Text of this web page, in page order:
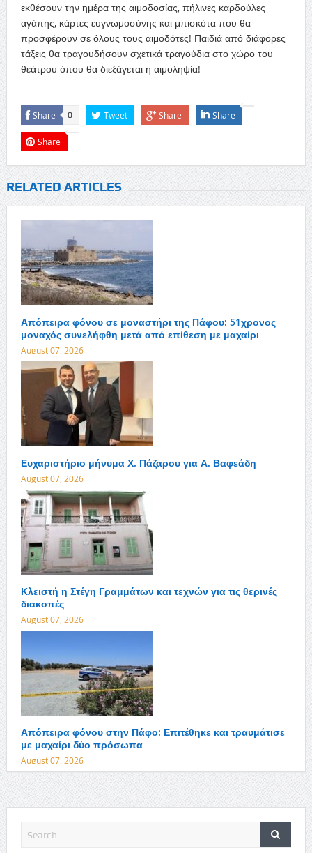
εκθέσουν την ημέρα της αιμοδοσίας, πήλινες καρδούλες
αγάπης, κάρτες ευγνωμοσύνης και μπισκότα που θα
προσφέρουν σε όλους τους αιμοδότες! Παιδιά από διάφορες
τάξεις θα τραγουδήσουν σχετικά τραγούδια στο χώρο του
θεάτρου όπου θα διεξάγεται η αιμοληψία!
Share 0 Tweet Share Share
Share
RELATED ARTICLES
Απόπειρα φόνου σε μοναστήρι της Πάφου: 51χρονος
μοναχός συνελήφθη μετά από επίθεση με μαχαίρι
August 07, 2026
Ευχαριστήριο μήνυμα Χ. Πάζαρου για Α. Βαφεάδη
August 07, 2026
Κλειστή η Στέγη Γραμμάτων και τεχνών για τις θερινές
διακοπές
August 07, 2026
Απόπειρα φόνου στην Πάφο: Επιτέθηκε και τραυμάτισε
με μαχαίρι δύο πρόσωπα
August 07, 2026